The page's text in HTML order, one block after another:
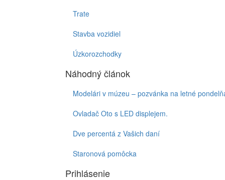
Trate
Stavba vozidiel
Úzkorozchodky
Náhodný článok
Modelári v múzeu – pozvánka na letné
Ovladač Oto s LED displejem.
Dve percentá z Vašich daní
Staronová pomôcka
Prihlásenie